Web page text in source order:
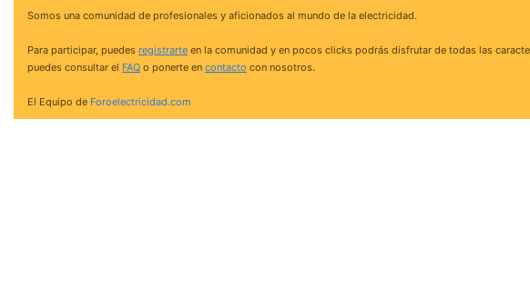
Somos una comunidad de profesionales y aficionados al mundo de la electricidad.
Para participar, puedes registrarte en la comunidad y en pocos clicks podrás disfrutar de todas las
puedes consultar el FAQ o ponerte en contacto con nosotros.
El Equipo de Foroelectricidad.com